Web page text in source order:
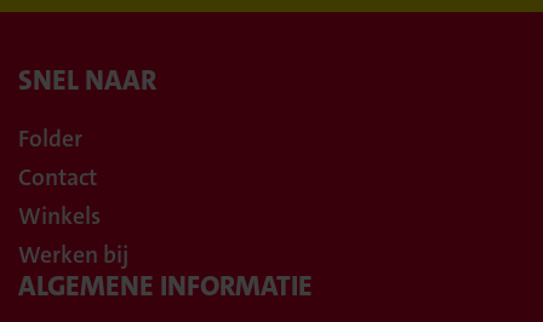
SNEL NAAR
Folder
Contact
Winkels
Werken bij
ALGEMENE INFORMATIE